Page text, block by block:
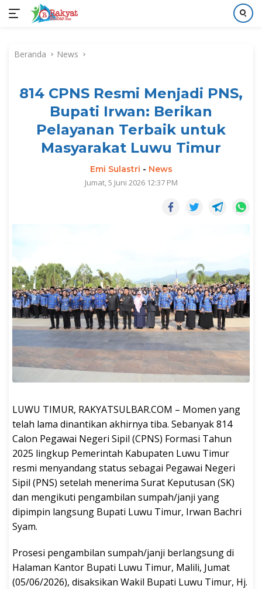
kontenBeranda News
814 CPNS Resmi Menjadi PNS,
Bupati Irwan: Berikan
Pelayanan Terbaik untuk
Masyarakat Luwu Timur
Emi Sulastri - News
Jumat, 5 Juni 2026 12:37 PM
LUWU TIMUR, RAKYATSULBAR.COM – Momen yang
telah lama dinantikan akhirnya tiba. Sebanyak 814
Calon Pegawai Negeri Sipil (CPNS) Formasi Tahun
2025 lingkup Pemerintah Kabupaten Luwu Timur
resmi menyandang status sebagai Pegawai Negeri
Sipil (PNS) setelah menerima Surat Keputusan (SK)
dan mengikuti pengambilan sumpah/janji yang
dipimpin langsung Bupati Luwu Timur, Irwan Bachri
Syam.
Prosesi pengambilan sumpah/janji berlangsung di
Halaman Kantor Bupati Luwu Timur, Malili, Jumat
(05/06/2026), disaksikan Wakil Bupati Luwu Timur, Hj.